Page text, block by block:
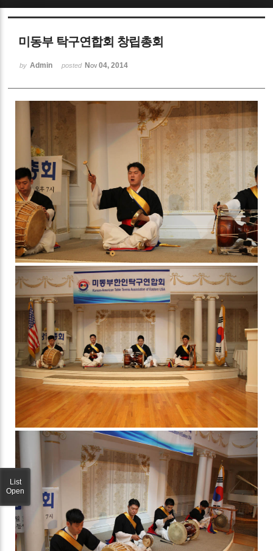
미동부 탁구연합회 창립총회
by Admin posted Nov 04, 2014
List
Open
Sketchbook5, 스케치북5
Sketchbook5, 스케치북5